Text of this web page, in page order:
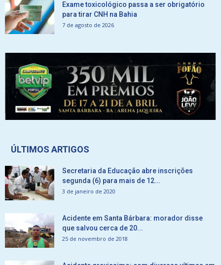
Exame toxicológico passa a ser obrigatório
para tirar CNH na Bahia
7 de agosto de 2026
ÚLTIMOS ARTIGOS
Secretaria da Educação abre inscrições
segunda (6) para mais de 12...
3 de janeiro de 2020
Acidente em Santa Bárbara: morador disse
que salvou cerca de 20...
25 de novembro de 2018